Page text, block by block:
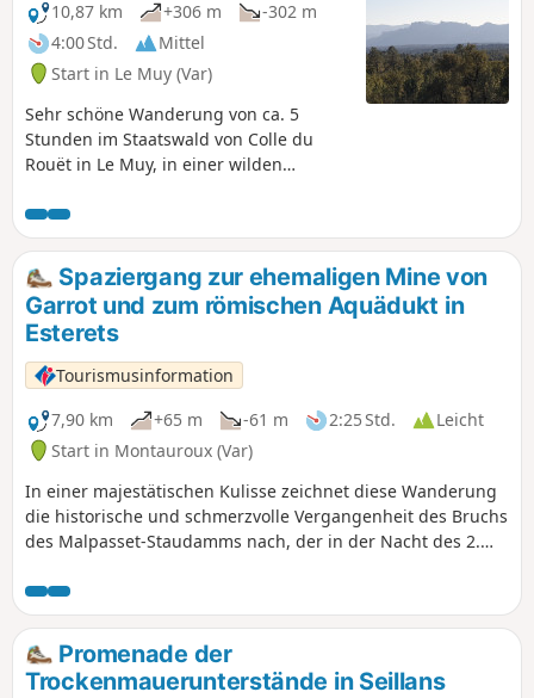
10,87 km
+306 m
-302 m
4:00 Std.
Mittel
Start in Le Muy (Var)
Sehr schöne Wanderung von ca. 5
Stunden im Staatswald von Colle du
Rouët in Le Muy, in einer wilden
nach Süden und herrlichem Blick auf
Saint-Raphaël, Fréjus und das Meer im
Osten und bis zur Sainte-Baume und
der Montagne Sainte-Victoire im
Westen. Der zweite Teil der Wanderung
beinhaltet eine schwierige Passage
abseits des Weges durch die
Vegetation, von (5) bis (7). Beschreibung
der möglichen Variante im Abschnitt
„Praktische Informationen”.
Spaziergang zur ehemaligen Mine von
Garrot und zum römischen Aquädukt in
Esterets
Tourismusinformation
7,90 km
+65 m -61 m 2:25 Std.
Leicht
Start in Montauroux (Var)
In einer majestätischen Kulisse zeichnet diese Wanderung
die historische und schmerzvolle Vergangenheit des Bruchs
des Malpasset-Staudamms nach, der in der Nacht des 2.
hereinbrachte. Dieses Fluoritvorkommen wurde Mitte
des19. Jahrhunderts entdeckt. Zunächst wurde es
handwerklich für die Glasindustrie abgebaut, später dann
aktiv für die Stahl- und Aluminiumindustrie.
Promenade der
Trockenmauerunterstände in Seillans